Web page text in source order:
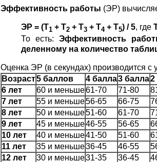
Эффективность работы (ЭР)
ЭР = (Т1 + Т2 + Т3 + Т4 + Т5) / 5, где
То есть: Эффективность
деленному на количество
Оценка ЭР (в секундах) производится с
Возраст5 баллов 4 балла3 балла2
6 лет
60 и меньше61-70 71-80
7 лет
55 и меньше56-65 66-75
8 лет
50 и меньше51-60 61-70
9 лет
45 и меньше46-55 56-65
10 лет
40 и меньше41-50 51-60
11 лет
35 и меньше36-45 46-55
12 лет
30 и меньше31-35 36-45